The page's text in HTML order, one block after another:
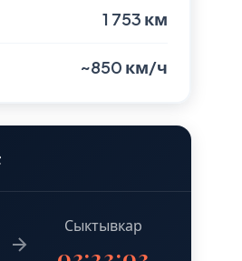
1 753 км
~850 км/ч
Сыктывкар